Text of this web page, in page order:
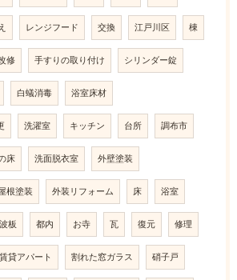
レンジフード 交換 江戸川区 棟
修 手すりの取り付け シリンダー錠
白蟻消毒 浴室床材
洗濯室 キッチン 台所 調布市
床 洗面脱衣室 外壁塗装
根塗装 外装リフォーム 床 浴室
波板 都内 お寺 瓦 復元 修理
賃貸アパート 割れた窓ガラス 硝子戸